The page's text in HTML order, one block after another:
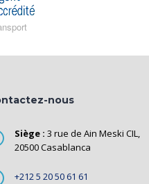
nous
Siège : 3 rue de Ain Meski CIL,
20500 Casablanca
+212 5 20 50 61 61